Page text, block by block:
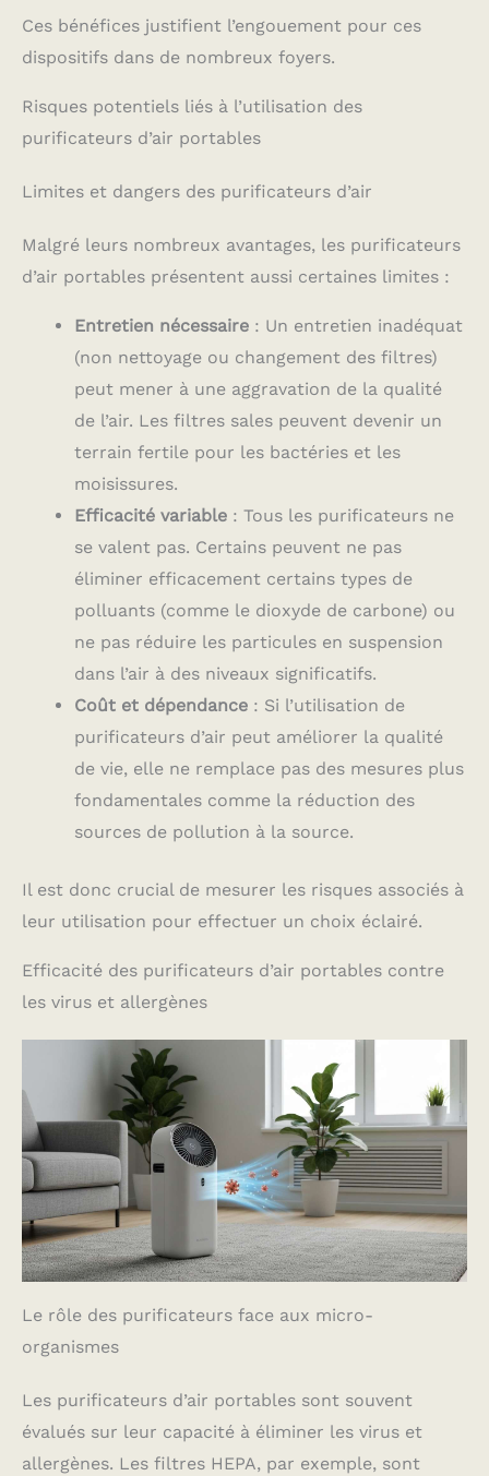
Ces bénéfices justifient l’engouement pour ces
dispositifs dans de nombreux foyers.
Risques potentiels liés à l’utilisation des
purificateurs d’air portables
Limites et dangers des purificateurs d’air
Malgré leurs nombreux avantages, les purificateurs
d’air portables présentent aussi certaines limites :
Entretien nécessaire : Un entretien inadéquat
(non nettoyage ou changement des filtres)
peut mener à une aggravation de la qualité
de l’air. Les filtres sales peuvent devenir un
terrain fertile pour les bactéries et les
moisissures.
Efficacité variable : Tous les purificateurs ne
se valent pas. Certains peuvent ne pas
éliminer efficacement certains types de
polluants (comme le dioxyde de carbone) ou
ne pas réduire les particules en suspension
dans l’air à des niveaux significatifs.
Coût et dépendance : Si l’utilisation de
purificateurs d’air peut améliorer la qualité
de vie, elle ne remplace pas des mesures plus
fondamentales comme la réduction des
sources de pollution à la source.
Il est donc crucial de mesurer les risques associés à
leur utilisation pour effectuer un choix éclairé.
Efficacité des purificateurs d’air portables contre
les virus et allergènes
Le rôle des purificateurs face aux micro-
organismes
Les purificateurs d’air portables sont souvent
évalués sur leur capacité à éliminer les virus et
allergènes. Les filtres HEPA, par exemple, sont